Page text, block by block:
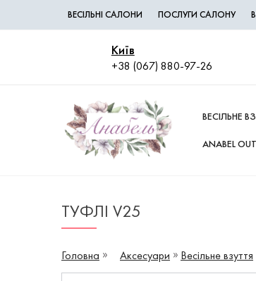
ВЕСІЛЬНІ САЛОНИ ПОСЛУГИ САЛОНУ
Київ
+38 (067) 880-97-26
ВЕСІЛЬНЕ
ANABEL
ТУФЛІ V25
Головна Аксесуари Весільне взуття